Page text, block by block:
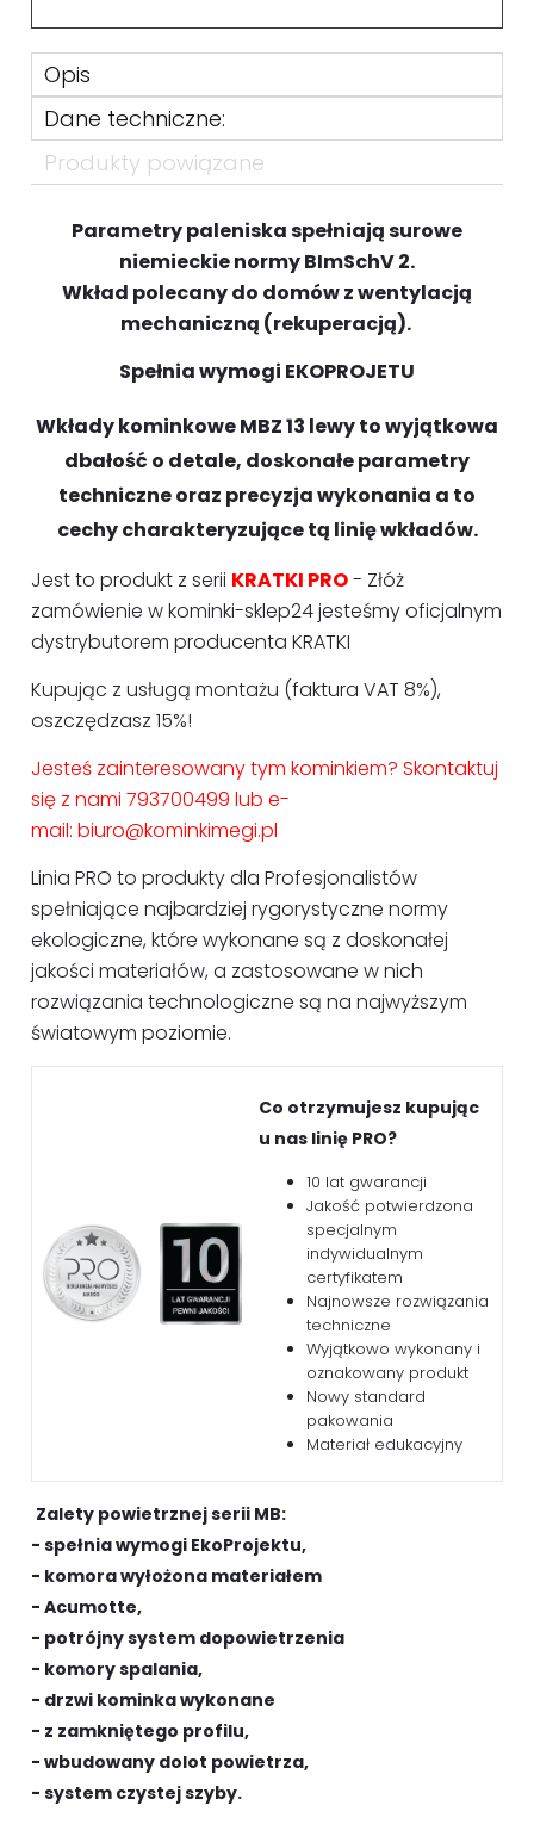
Opis
Dane techniczne:
Produkty powiązane
Parametry paleniska spełniają surowe
niemieckie normy BImSchV 2.
Wkład polecany do domów z wentylacją
mechaniczną (rekuperacją).
Spełnia wymogi EKOPROJETU
Wkłady kominkowe MBZ 13 lewy to wyjątkowa
dbałość o detale, doskonałe parametry
techniczne oraz precyzja wykonania a to
cechy charakteryzujące tą linię wkładów.
Jest to produkt z serii KRATKI PRO- Złóż
zamówienie w kominki-sklep24 jesteśmy oficjalnym
dystrybutorem producenta KRATKI
Kupując z usługą montażu (faktura VAT 8%),
oszczędzasz 15%!
Jesteś zainteresowany tym kominkiem? Skontaktuj
się z nami 793700499 lub e-
mail: biuro@kominkimegi.pl
Linia PRO to produkty dla Profesjonalistów
spełniające najbardziej rygorystyczne normy
ekologiczne, które wykonane są z doskonałej
jakości materiałów, a zastosowane w nich
rozwiązania technologiczne są na najwyższym
światowym poziomie.
Co otrzymujesz kupując
u nas linię PRO?
10 lat gwarancji
Jakość potwierdzona
specjalnym
indywidualnym
certyfikatem
Najnowsze rozwiązania
techniczne
Wyjątkowo wykonany i
oznakowany produkt
Nowy standard
pakowania
Materiał edukacyjny
Zalety powietrznej serii MB:
- spełnia wymogi EkoProjektu,
- komora wyłożona materiałem
- Acumotte,
- potrójny system dopowietrzenia
- komory spalania,
- drzwi kominka wykonane
- z zamkniętego profilu,
- wbudowany dolot powietrza,
- system czystej szyby.